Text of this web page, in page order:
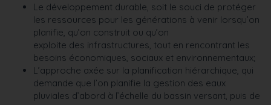
Le développement durable, soit le souci de protéger
les ressources pour les générations à venir lorsqu’on
planifie, qu’on construit ou qu’on
exploite des infrastructures, tout en rencontrant les
besoins économiques, sociaux et environnementaux;
L’approche axée sur la planification hiérarchique, qui
demande que l’on planifie la gestion des eaux
pluviales d’abord à l’échelle du bassin versant, puis de